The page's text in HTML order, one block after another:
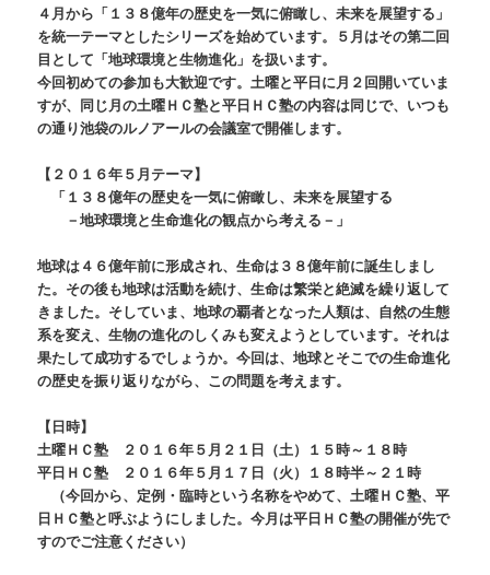
４月から「１３８億年の歴史を一気に俯瞰し、未来を展望する」
を統一テーマとしたシリーズを始めています。５月はその第二回
目として「地球環境と生物進化」を扱います。
今回初めての参加も大歓迎です。土曜と平日に月２回開いていま
すが、同じ月の土曜ＨＣ塾と平日ＨＣ塾の内容は同じで、いつも
の通り池袋のルノアールの会議室で開催します。
【２０１６年５月テーマ】
「１３８億年の歴史を一気に俯瞰し、未来を展望する
－地球環境と生命進化の観点から考える－」
地球は４６億年前に形成され、生命は３８億年前に誕生しまし
た。その後も地球は活動を続け、生命は繁栄と絶滅を繰り返して
きました。そしていま、地球の覇者となった人類は、自然の生態
系を変え、生物の進化のしくみも変えようとしています。それは
果たして成功するでしょうか。今回は、地球とそこでの生命進化
の歴史を振り返りながら、この問題を考えます。
【日時】
土曜ＨＣ塾 ２０１６年５月２１日（土）１５時～１８時
平日ＨＣ塾 ２０１６年５月１７日（火）１８時半～２１時
（今回から、定例・臨時という名称をやめて、土曜ＨＣ塾、平
日ＨＣ塾と呼ぶようにしました。今月は平日ＨＣ塾の開催が先で
すのでご注意ください）